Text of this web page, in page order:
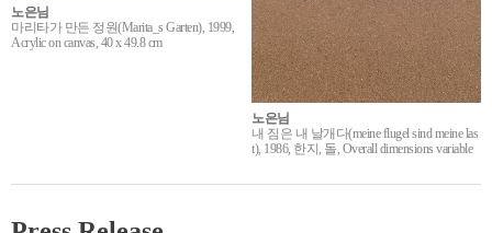
노은님
마리타가 만든 정원(Marita_s Garten), 1999,
Acrylic on canvas, 40 x 49.8 cm
노은님
내 짐은 내 날개다(meine flugel sind meine las
t), 1986, 한지, 돌, Overall dimensions variable